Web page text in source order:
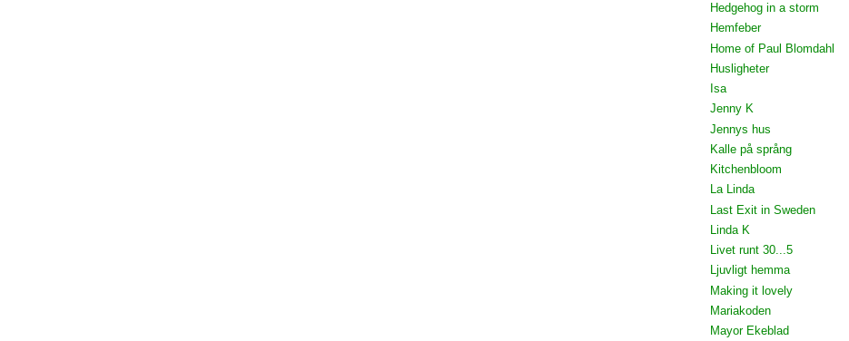
Hedgehog in a storm
Hemfeber
Home of Paul Blomdahl
Husligheter
Isa
Jenny K
Jennys hus
Kalle på språng
Kitchenbloom
La Linda
Last Exit in Sweden
Linda K
Livet runt 30...5
Ljuvligt hemma
Making it lovely
Mariakoden
Mayor Ekeblad